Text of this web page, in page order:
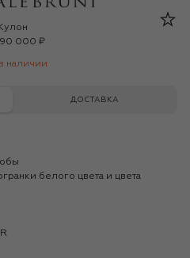
Pasquale Bruni
Кулон
000 ₽
наличии
ДОСТАВКА
белого цвета и цвета